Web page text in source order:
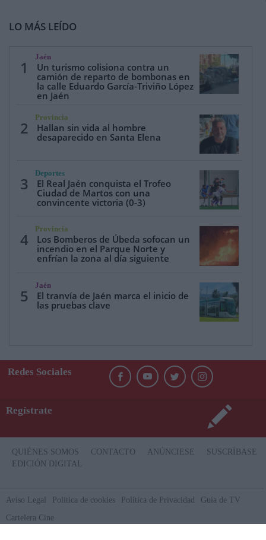
LO MÁS LEÍDO
1
Jaén
Un turismo colisiona contra un
camión de reparto de bombonas en
la calle Eduardo García-Triviño López
en Jaén
2
Provincia
Hallan sin vida al hombre
desaparecido en Santa Elena
3
Deportes
El Real Jaén conquista el Trofeo
Ciudad de Martos con una
convincente victoria (0-3)
4
Provincia
Los Bomberos de Úbeda sofocan un
incendio en el Parque Norte y
enfrían la zona al día siguiente
5
Jaén
El tranvía de Jaén marca el inicio de
las pruebas clave
Redes Sociales
Regístrate
QUIÉNES SOMOS CONTACTO ANÚNCIESE
SUSCRÍBASE
EDICIÓN DIGITAL
Aviso Legal Politica de cookies Política de Privacidad
Guía de TV
Cartelera Cine